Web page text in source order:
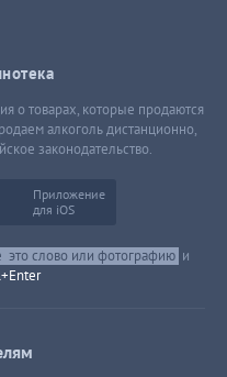
о товарах, которые продаются
алкоголь дистанционно,
законодательство.
Приложение
для iOS
это слово или фотографию и